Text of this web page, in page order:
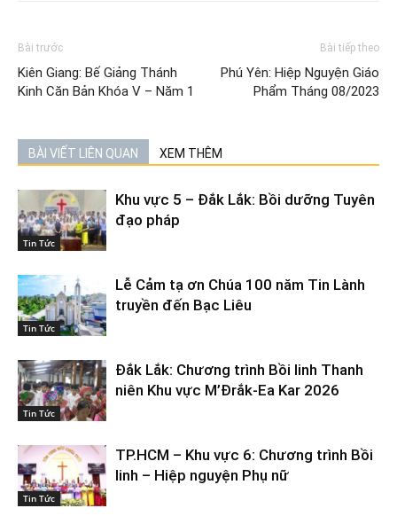
Bài trước
Kiên Giang: Bế Giảng Thánh
Kinh Căn Bản Khóa V – Năm 1
Bài tiếp theo
Phú Yên: Hiệp Nguyện Giáo
Phẩm Tháng 08/2023
BÀI VIẾT LIÊN QUAN XEM THÊM
Tin Tức
Khu vực 5 – Đắk Lắk: Bồi dưỡng Tuyên
đạo pháp
Tin Tức
Lễ Cảm tạ ơn Chúa 100 năm Tin Lành
truyền đến Bạc Liêu
Tin Tức
Đắk Lắk: Chương trình Bồi linh Thanh
niên Khu vực M’Đrắk-Ea Kar 2026
Tin Tức
TP.HCM – Khu vực 6: Chương trình Bồi
linh – Hiệp nguyện Phụ nữ